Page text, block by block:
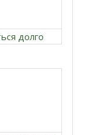
долго